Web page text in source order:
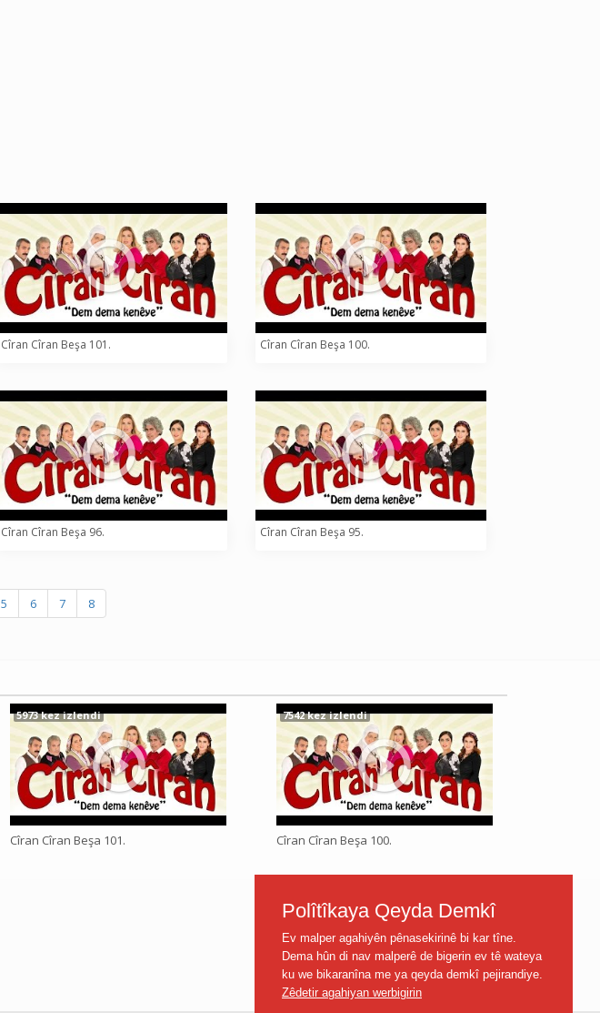
Cîran Cîran Beşa 101. Cîran Cîran Beşa 100.
Cîran Cîran Beşa 96. Cîran Cîran Beşa 95.
5 6 7 8
Cîran Cîran Beşa 101.
5973 kez izlendi
Cîran Cîran Beşa 100.
7542 kez izlendi
Polîtîkaya Qeyda Demkî
Ev malper agahiyên pênasekirinê bi kar tîne.
Dema hûn di nav malperê de bigerin ev tê wateya
ku we bikaranîna me ya qeyda demkî pejirandiye.
Zêdetir agahiyan werbigirin